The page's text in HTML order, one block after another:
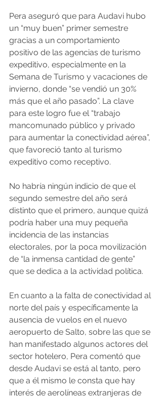
Pera aseguró que para Audavi hubo
un “muy buen” primer semestre
gracias a un comportamiento
positivo de las agencias de turismo
expeditivo, especialmente en la
Semana de Turismo y vacaciones de
invierno, donde “se vendió un 30%
más que el año pasado”. La clave
para este logro fue el “trabajo
mancomunado público y privado
para aumentar la conectividad aérea”,
que favoreció tanto al turismo
expeditivo como receptivo.
No habría ningún indicio de que el
segundo semestre del año será
distinto que el primero, aunque quizá
podría haber una muy pequeña
incidencia de las instancias
electorales, por la poca movilización
de “la inmensa cantidad de gente”
que se dedica a la actividad política.
En cuanto a la falta de conectividad al
norte del país y específicamente la
ausencia de vuelos en el nuevo
aeropuerto de Salto, sobre las que se
han manifestado algunos actores del
sector hotelero, Pera comentó que
desde Audavi se está al tanto, pero
que a él mismo le consta que hay
interés de aerolíneas extranjeras de